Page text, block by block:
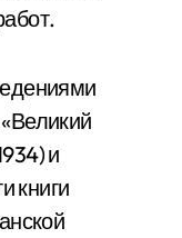
и
книги